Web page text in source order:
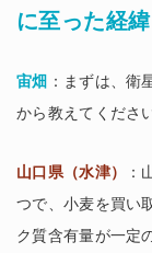
に至った経緯
宙畑 ：まずは、衛
から教えてくださ
山口県（水津）
：
つで、小麦を買い
ク質含有量が一定